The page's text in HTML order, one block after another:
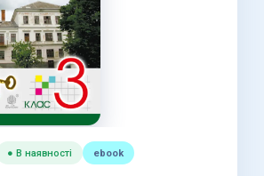
● В наявності ebook